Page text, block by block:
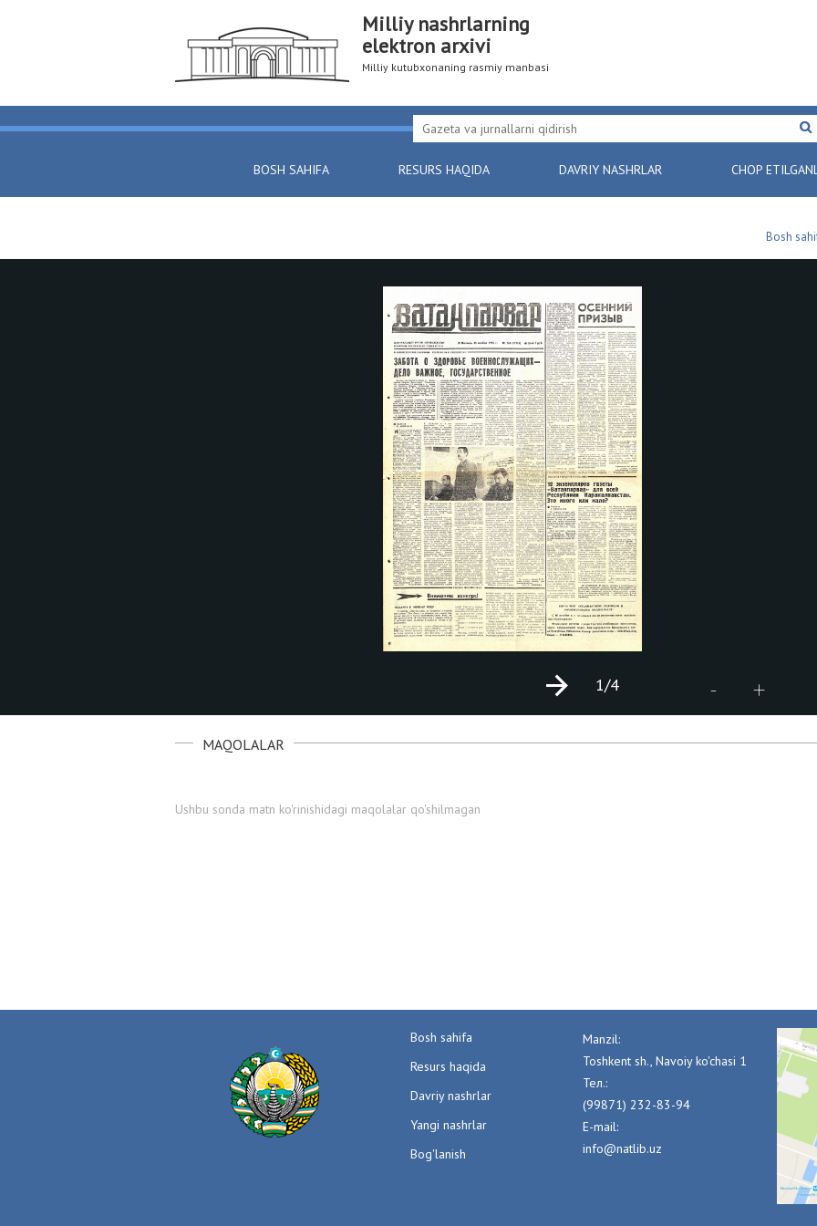
Milliy nashrlarning
elektron arxivi
Milliy kutubxonaning rasmiy manbasi
BOSH SAHIFA RESURS HAQIDA DAVRIY NASHRLAR CHOP
Bosh
- +
1/4
MAQOLALAR
Ushbu sonda matn ko'rinishidagi maqolalar qo'shilmagan
Bosh sahifa
Resurs haqida
Davriy nashrlar
Yangi nashrlar
Bog'lanish
Manzil:
Toshkent sh., Navoiy ko'chasi 1
Тел.:
(99871) 232-83-94
E-mail:
info@natlib.uz